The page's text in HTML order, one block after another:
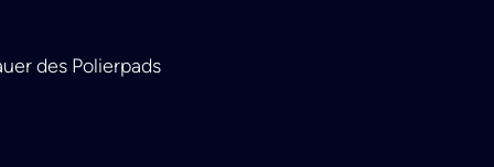
des Polierpads